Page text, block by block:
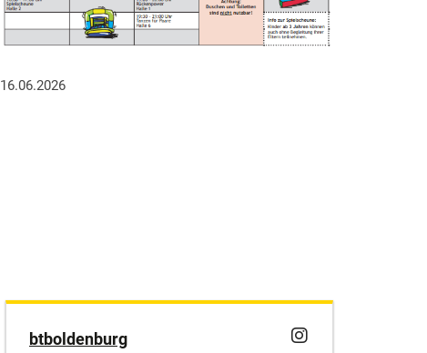
16.06.2026
btboldenburg